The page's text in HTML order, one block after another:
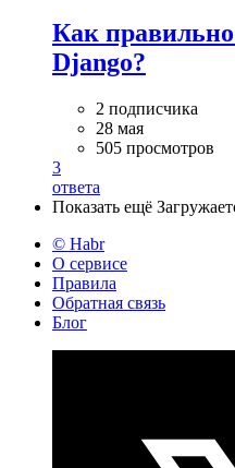
Как
Django?
2 подписчика
28 мая
505 просмотров
3
ответа
Показать ещё
© Habr
О сервисе
Правила
Обратная связь
Блог